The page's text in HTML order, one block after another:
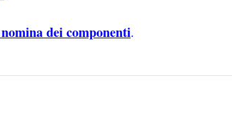
dei componenti.